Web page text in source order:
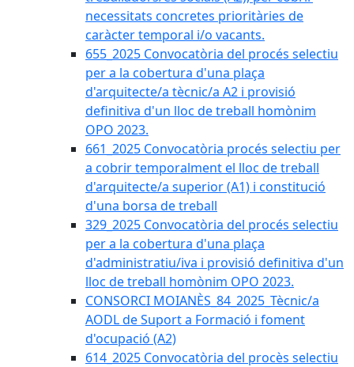
necessitats concretes prioritàries de
caràcter temporal i/o vacants.
655_2025 Convocatòria del procés selectiu
per a la cobertura d'una plaça
d'arquitecte/a tècnic/a A2 i provisió
definitiva d'un lloc de treball homònim
OPO 2023.
661_2025 Convocatòria procés selectiu per
a cobrir temporalment el lloc de treball
d'arquitecte/a superior (A1) i constitució
d'una borsa de treball
329_2025 Convocatòria del procés selectiu
per a la cobertura d'una plaça
d'administratiu/iva i provisió definitiva d'un
lloc de treball homònim OPO 2023.
CONSORCI MOIANÈS_84_2025_Tècnic/a
AODL de Suport a Formació i foment
d'ocupació (A2)
614_2025 Convocatòria del procès selectiu